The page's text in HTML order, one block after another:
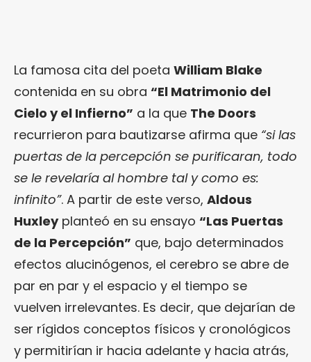
La famosa cita del poeta William Blake
contenida en su obra “El Matrimonio del
Cielo y el Infierno” a la que The Doors
recurrieron para bautizarse afirma que “si las
puertas de la percepción se purificaran, todo
se le revelaría al hombre tal y como es:
infinito”. A partir de este verso, Aldous
Huxleyplanteó en su ensayo “Las Puertas
de la Percepción” que, bajo determinados
efectos alucinógenos, el cerebro se abre de
par en par y el espacio y el tiempo se
vuelven irrelevantes. Es decir, que dejarían de
ser rígidos conceptos físicos y cronológicos
y permitirían ir hacia adelante y hacia atrás,